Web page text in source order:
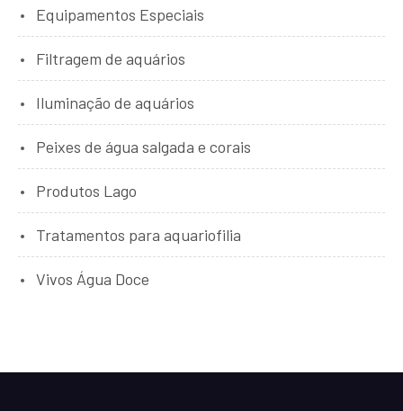
Equipamentos Especiais
Filtragem de aquários
Iluminação de aquários
Peixes de água salgada e corais
Produtos Lago
Tratamentos para aquariofilia
Vivos Água Doce